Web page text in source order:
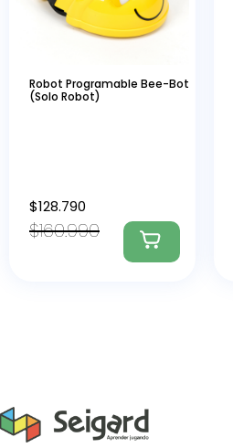
Robot Programable Bee-Bot
(Solo Robot)
$160.990
$128.790